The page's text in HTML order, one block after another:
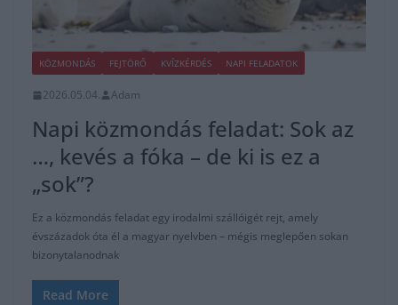
KÖZMONDÁS FEJTÖRŐ KVÍZKÉRDÉS NAPI FELADATOK
2026.05.04. Adam
Napi közmondás feladat: Sok az
…, kevés a fóka – de ki is ez a
„sok”?
Ez a közmondás feladat egy irodalmi szállóigét rejt, amely
évszázadok óta él a magyar nyelvben – mégis meglepően sokan
bizonytalanodnak
Read More